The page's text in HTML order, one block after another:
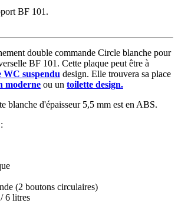
BF 101.
double commande Circle blanche pour
BF 101. Cette plaque peut être à
WC suspendu design. Elle trouvera sa place
moderne ou un toilette design.
blanche d'épaisseur 5,5 mm est en ABS.
(2 boutons circulaires)
6 litres